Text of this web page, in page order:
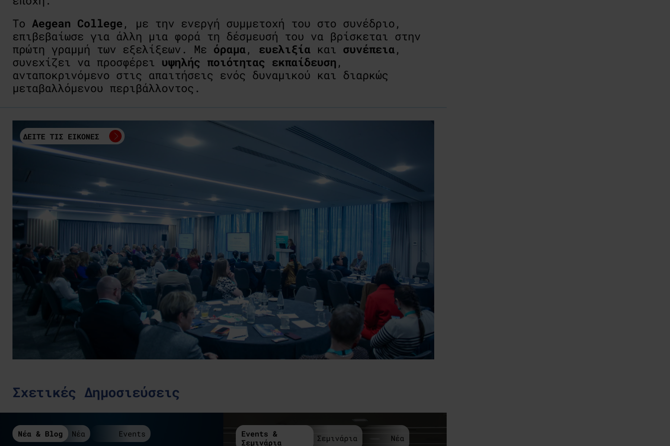
Το Aegean College , με την ενεργή συμμετοχή του στο συνέδριο,
επιβεβαίωσε για άλλη μια φορά τη δέσμευσή του να βρίσκεται στην
πρώτη γραμμή των εξελίξεων. Με όραμα, ευελιξία και συνέπεια,
συνεχίζει να προσφέρει υψηλής ποιότητας εκπαίδευση ,
ανταποκρινόμενο στις απαιτήσεις ενός δυναμικού και διαρκώς
μεταβαλλόμενου περιβάλλοντος.
ΔΕΙΤΕ ΤΙΣ ΕΙΚΟΝΕΣ
Σχετικές Δημοσιεύσεις
Νέα & Blog Νέα Events
Events &
Σεμινάρια
Σεμινάρια Νέα